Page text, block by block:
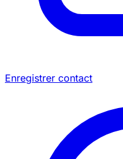
Enregistrer contact